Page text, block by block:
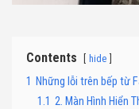
Contents hide
1 Những lỗi trên bếp từ
1.1 2. Màn Hình Hiển